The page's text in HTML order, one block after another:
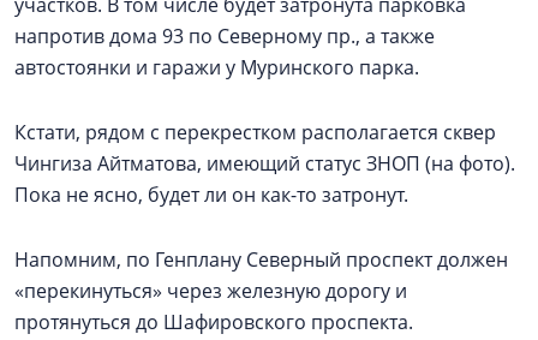
напротив дома 93 по Северному пр., а также
автостоянки и гаражи у Муринского парка.
Кстати, рядом с перекрестком располагается сквер
Чингиза Айтматова, имеющий статус ЗНОП (на фото).
Пока не ясно, будет ли он как-то затронут.
Напомним, по Генплану Северный проспект должен
«перекинуться» через железную дорогу и
протянуться до Шафировского проспекта.